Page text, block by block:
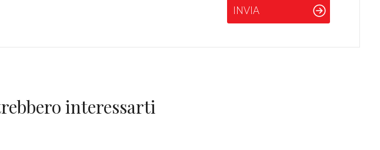
INVIA
interessarti